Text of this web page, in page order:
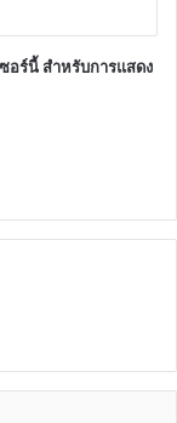
อร์นี้ สำหรับการแสดง